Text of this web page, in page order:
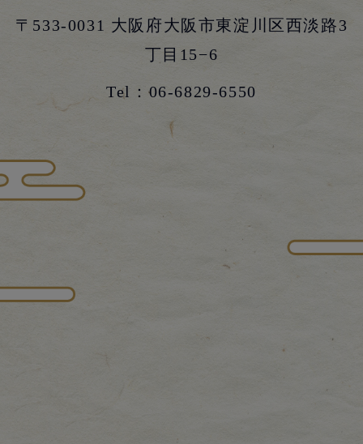
〒533-0031 大阪府大阪市東淀川区西淡路3
丁目15−6
Tel：06-6829-6550